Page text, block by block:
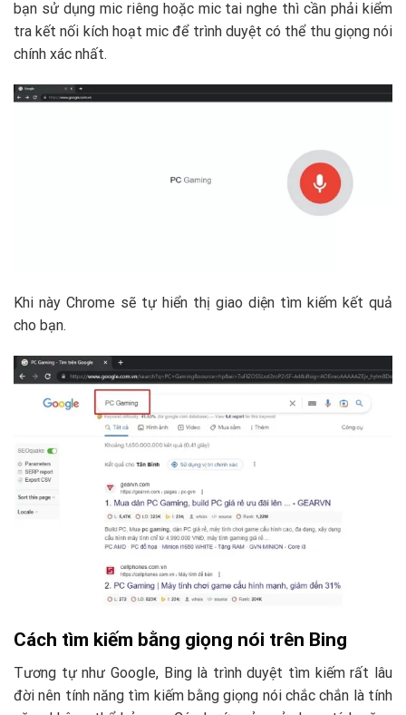
bạn sử dụng mic riêng hoặc mic tai nghe thì cần phải kiểm
tra kết nối kích hoạt mic để trình duyệt có thể thu giọng nói
chính xác nhất.
Khi này Chrome sẽ tự hiển thị giao diện tìm kiếm kết quả
cho bạn.
Cách tìm kiếm bằng giọng nói trên Bing
Tương tự như Google, Bing là trình duyệt tìm kiếm rất lâu
đời nên tính năng tìm kiếm bằng giọng nói chắc chắn là tính